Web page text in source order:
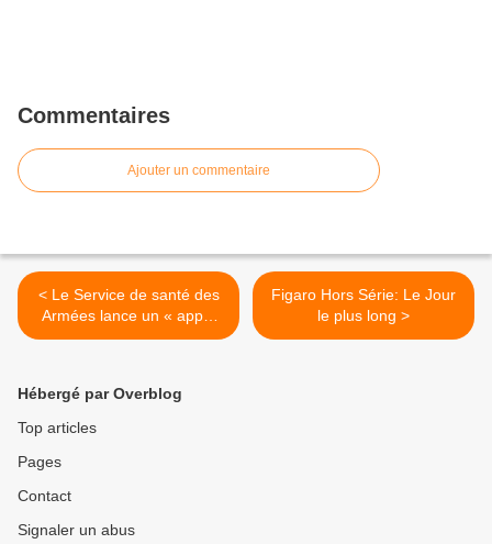
Commentaires
Ajouter un commentaire
< Le Service de santé des
Armées lance un « appel
urgent » aux donneurs de
Figaro Hors Série: Le Jour
le plus long >
Hébergé par Overblog
Top articles
Pages
Contact
Signaler un abus